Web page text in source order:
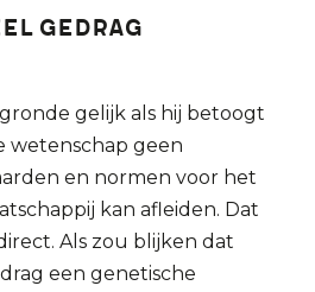
gedrag
gelijk als hij betoogt
wetenschap geen
en normen voor het
kan afleiden. Dat
Als zou blijken dat
een genetische